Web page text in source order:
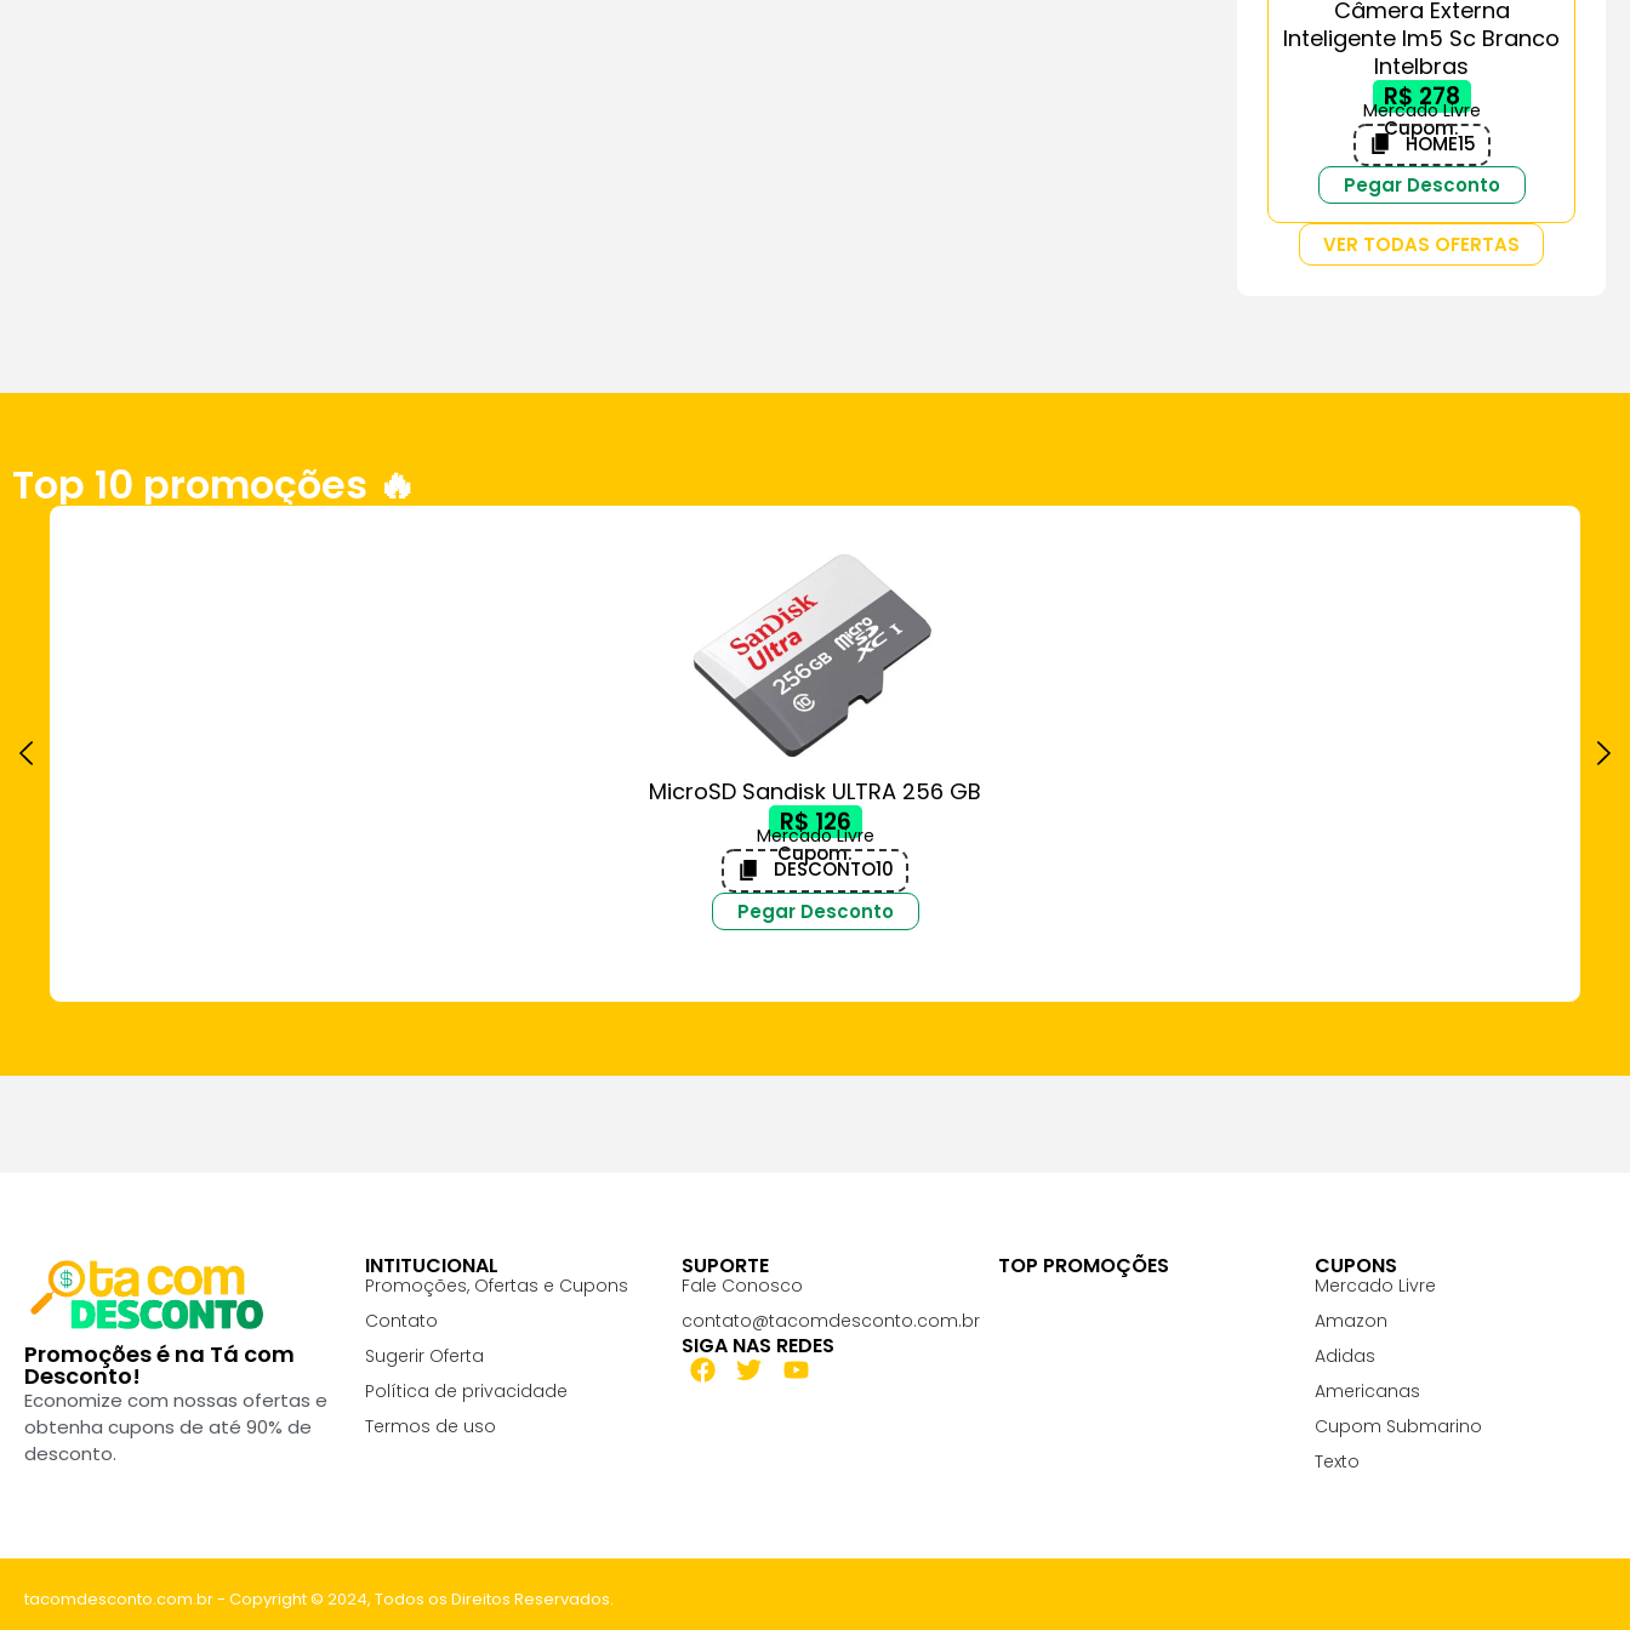
Câmera Externa
Inteligente Im5 Sc Branco
Intelbras
R$ 278
Mercado Livre
Cupom:
HOME15
Pegar Desconto
VER TODAS OFERTAS
Top 10 promoções 🔥
MicroSD Sandisk ULTRA 256 GB
R$ 126
Mercado Livre
Cupom:
DESCONTO10
Pegar Desconto
Promoções é na Tá com
Desconto!
Economize com nossas ofertas e
obtenha cupons de até 90% de
desconto.
INTITUCIONAL
Promoções, Ofertas e Cupons
Contato
Sugerir Oferta
Política de privacidade
Termos de uso
SUPORTE
Fale Conosco
contato@tacomdesconto.com.br
SIGA NAS REDES
TOP PROMOÇÕES CUPONS
Mercado Livre
Amazon
Adidas
Americanas
Cupom Submarino
Texto
tacomdesconto.com.br - Copyright © ­2024, Todos os Direitos Reservados.